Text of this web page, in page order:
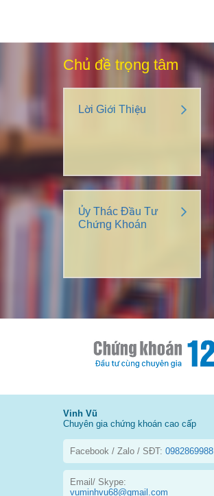
Chủ đề trọng tâm
Lời Giới Thiệu
Ủy Thác Đầu Tư
Chứng Khoán
Vinh Vũ
Chuyên gia chứng khoán cao cấp
Facebook / Zalo / SĐT: 0982869988
Email/ Skype:
vuminhvu68@gmail.com